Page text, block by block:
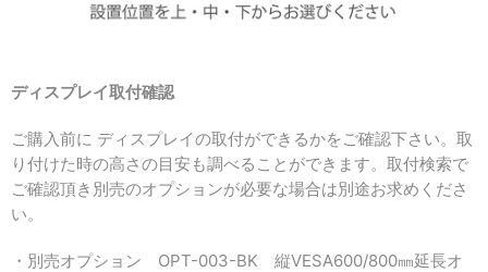
ディスプレイ取付確認
ご購入前に ディスプレイの取付ができるかをご確認下さい。取
り付けた時の高さの目安も調べることができます。取付検索で
ご確認頂き別売のオプションが必要な場合は別途お求めくださ
い。
・別売オプション OPT-003-BK 縦VESA600/800㎜延長オ